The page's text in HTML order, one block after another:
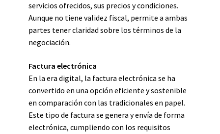
servicios ofrecidos, sus precios y condiciones.
Aunque no tiene validez fiscal, permite a ambas
partes tener claridad sobre los términos de la
negociación.
Factura electrónica
En la era digital, la factura electrónica se ha
convertido en una opción eficiente y sostenible
en comparación con las tradicionales en papel.
Este tipo de factura se genera y envía de forma
electrónica, cumpliendo con los requisitos